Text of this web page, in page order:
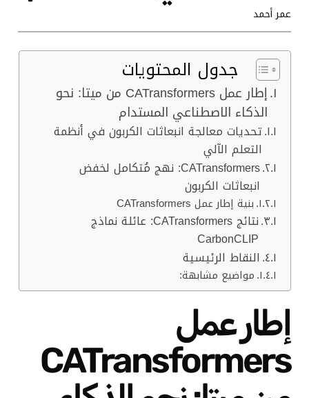
عمر أحمد
جدول المحتويات
إطار عمل CATransformers من ميتا: نحو
الذكاء الاصطناعي المستدام
تحديات معالجة انبعاثات الكربون في أنظمة
التعلم الآلي
CATransformers: نهج مُتكامل لخفض
انبعاثات الكربون
بنية إطار عمل CATransformers
نتائج CATransformers: عائلة نماذج
CarbonCLIP
النقاط الرئيسية
مواضيع مشابهة:
إطار عمل
CATransformers